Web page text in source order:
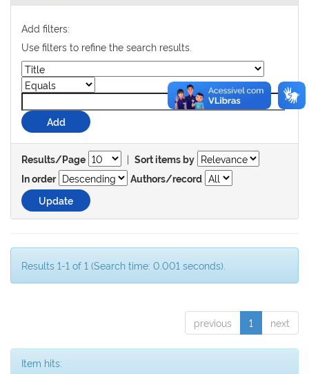
Add filters:
Use filters to refine the search results.
Results/Page | Sort items by
In order
Authors/record
Results 1-1 of 1 (Search time: 0.001 seconds).
previous 1 next
Item hits: